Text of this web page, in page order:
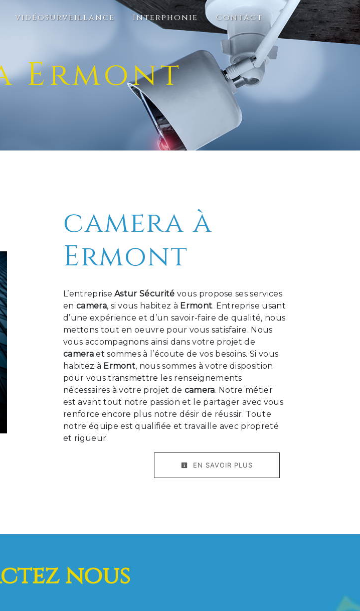
vidéosurveillance Interphonie Contact
Ermont
camera à
Ermont
L’entrepriseAstur Sécurité vous propose ses services
en camera, si vous habitez à Ermont. Entreprise usant
d’une expérience et d’un savoir-faire de qualité, nous
mettons tout en oeuvre pour vous satisfaire. Nous
vous accompagnons ainsi dans votre projet de
cameraet sommes à l’écoute de vos besoins. Si vous
habitez à Ermont, nous sommes à votre disposition
pour vous transmettre les renseignements
nécessaires à votre projet de camera. Notre métier
est avant tout notre passion et le partager avec vous
renforce encore plus notre désir de réussir. Toute
notre équipe est qualifiée et travaille avec propreté
et rigueur.
EN SAVOIR PLUS
nous